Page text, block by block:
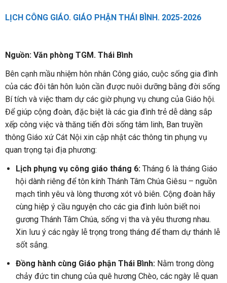
LỊCH CÔNG GIÁO. GIÁO PHẬN THÁI BÌNH. 2025-2026
Nguồn: Văn phòng TGM. Thái Bình
Bên cạnh mầu nhiệm hôn nhân Công giáo, cuộc sống gia đình
của các đôi tân hôn luôn cần được nuôi dưỡng bằng đời sống
Bí tích và việc tham dự các giờ phụng vụ chung của Giáo hội.
Để giúp cộng đoàn, đặc biệt là các gia đình trẻ dễ dàng sắp
xếp công việc và thăng tiến đời sống tâm linh, Ban truyền
thông Giáo xứ Cát Nội xin cập nhật các thông tin phụng vụ
quan trọng tại địa phương:
Lịch phụng vụ công giáo tháng 6:Tháng 6 là tháng Giáo
hội dành riêng để tôn kính Thánh Tâm Chúa Giêsu – nguồn
mạch tình yêu và lòng thương xót vô biên. Cộng đoàn hãy
cùng hiệp ý cầu nguyện cho các gia đình luôn biết noi
gương Thánh Tâm Chúa, sống vị tha và yêu thương nhau.
Xin lưu ý các ngày lễ trọng trong tháng để tham dự thánh lễ
sốt sắng.
Đồng hành cùng Giáo phận Thái Bình:Nằm trong dòng
chảy đức tin chung của quê hương Chèo, các ngày lễ quan